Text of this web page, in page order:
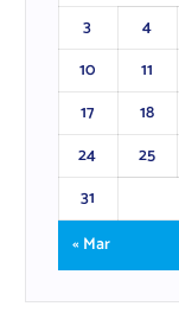
3
4
10
11
17
18
24
25
31
« Mar